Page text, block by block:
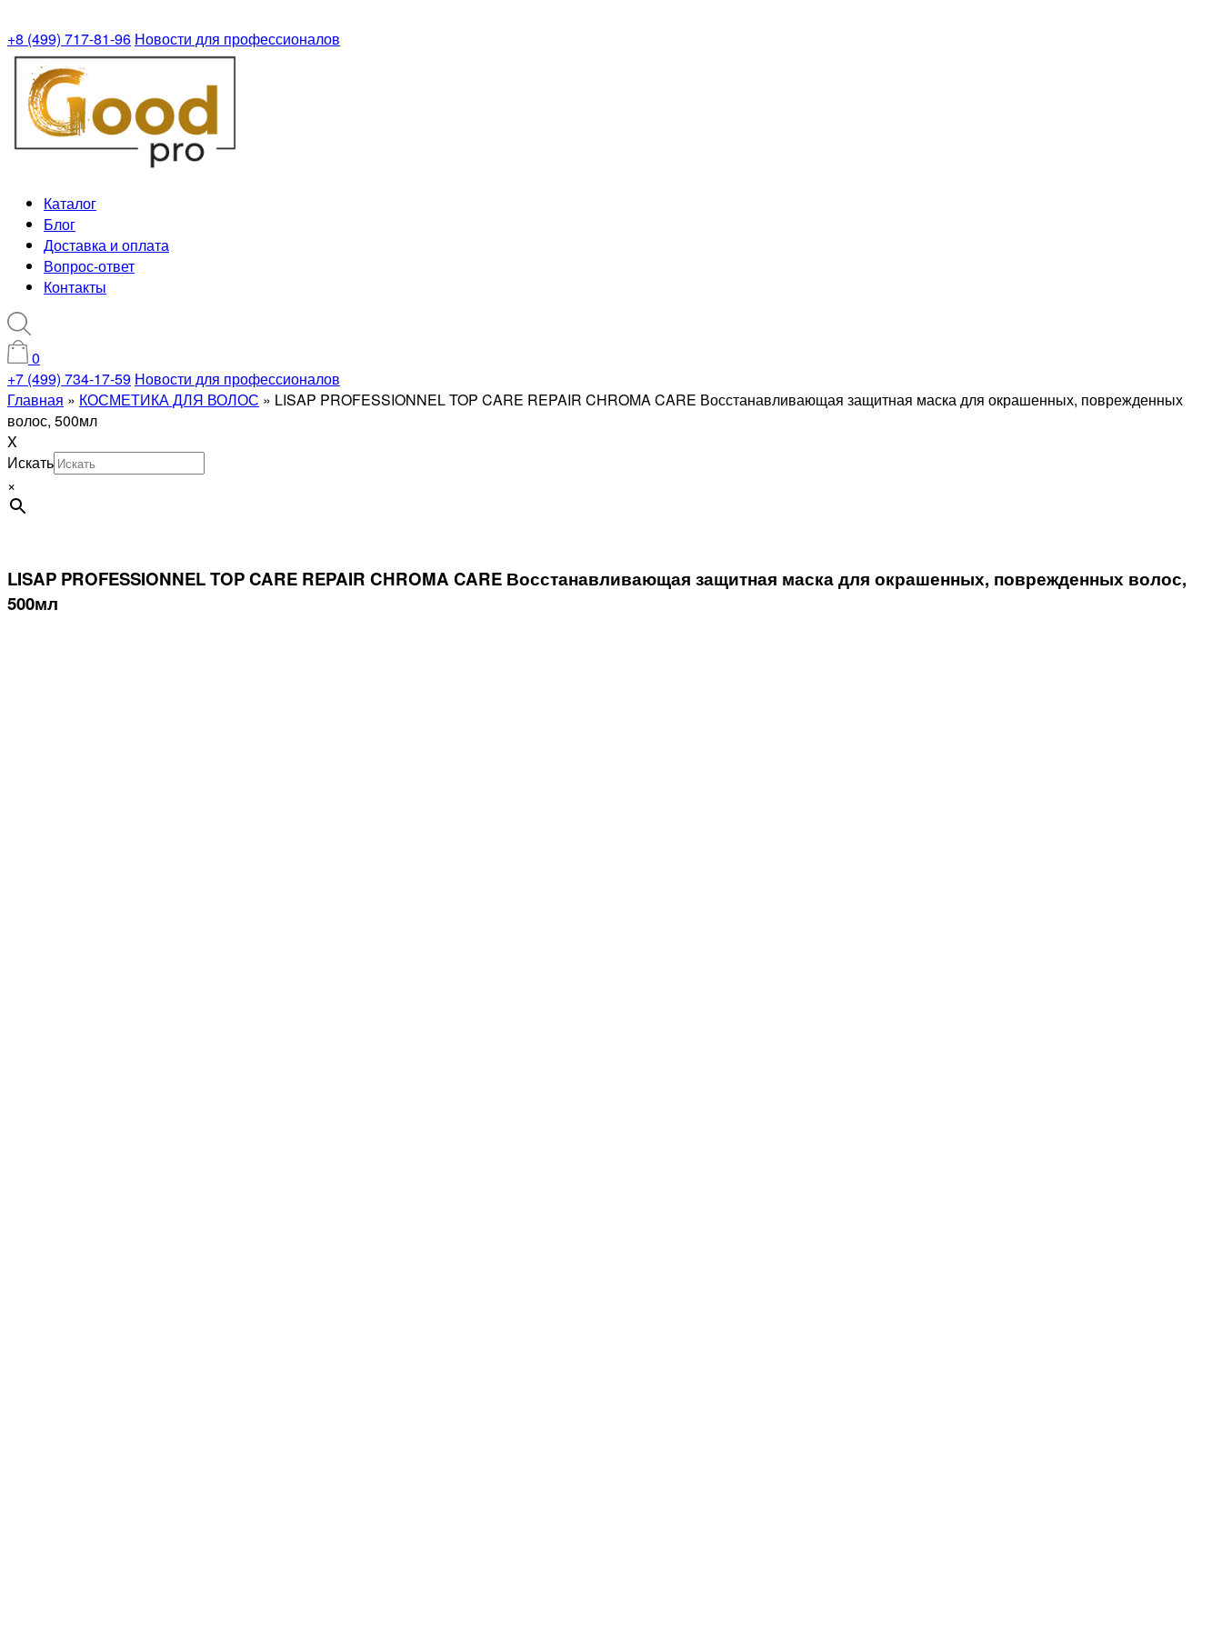
+8 (499) 717-81-96 Новости для профессионалов
Каталог
Блог
Доставка и оплата
Вопрос-ответ
Контакты
0
+7 (499) 734-17-59 Новости для профессионалов
Главная » КОСМЕТИКА ДЛЯ ВОЛОС » LISAP PROFESSIONNEL TOP CARE REPAIR CHROMA CARE Восстанавливающая защитная маска для окрашенных, поврежденных
волос, 500мл
X
Искать
×
LISAP PROFESSIONNEL TOP CARE REPAIR CHROMA CARE Восстанавливающая защитная маска для окрашенных, поврежденных волос,
500мл